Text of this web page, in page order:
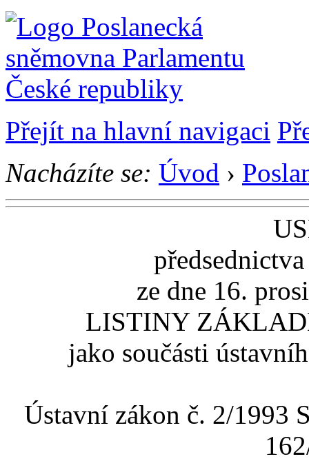
Přejít na hlavní navigaci
Nacházíte se: Úvod ›
ze dne 16.
LISTINY
jako součásti
Ústavní zákon č. 2/1993